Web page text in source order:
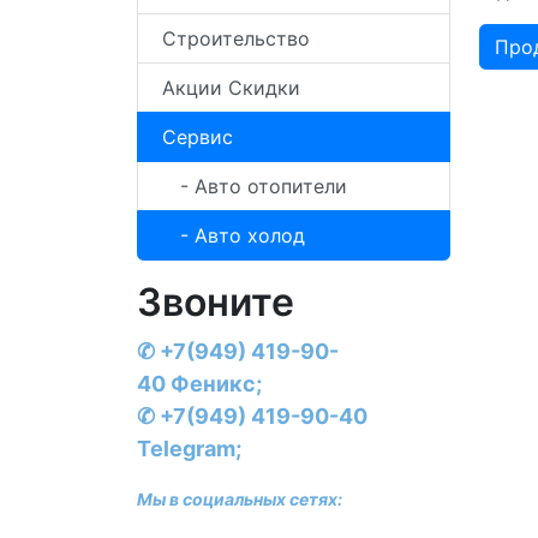
Строительство
Акции Скидки
Сервис
- Авто отопители
- Авто холод
Звоните
✆ +7(949) 419-90-
40 Феникс;
✆ +7(949) 419-90-40
Telegram;
Мы в социальных сетях: